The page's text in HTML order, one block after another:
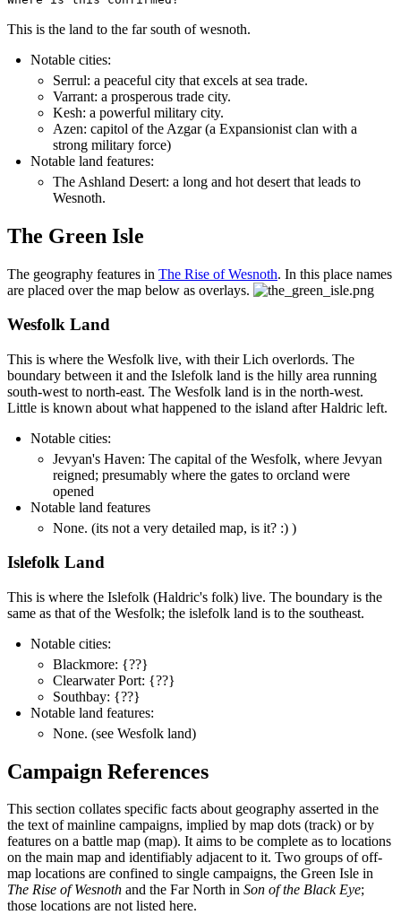
This is the land to the far south of wesnoth.
Notable cities:
Serrul: a peaceful city that excels at sea trade.
Varrant: a prosperous trade city.
Kesh: a powerful military city.
Azen: capitol of the Azgar (a Expansionist clan with a
strong military force)
Notable land features:
The Ashland Desert: a long and hot desert that leads to
Wesnoth.
The Green Isle
The geography features in The Rise of Wesnoth. In this place names
are placed over the map below as overlays.
Wesfolk Land
This is where the Wesfolk live, with their Lich overlords. The
boundary between it and the Islefolk land is the hilly area running
south-west to north-east. The Wesfolk land is in the north-west.
Little is known about what happened to the island after Haldric left.
Notable cities:
Jevyan's Haven: The capital of the Wesfolk, where Jevyan
reigned; presumably where the gates to orcland were
opened
Notable land features
None. (its not a very detailed map, is it? :) )
Islefolk Land
This is where the Islefolk (Haldric's folk) live. The boundary is the
same as that of the Wesfolk; the islefolk land is to the southeast.
Notable cities:
Blackmore: {??}
Clearwater Port: {??}
Southbay: {??}
Notable land features:
None. (see Wesfolk land)
Campaign References
This section collates specific facts about geography asserted in the
the text of mainline campaigns, implied by map dots (track) or by
features on a battle map (map). It aims to be complete as to locations
on the main map and identifiably adjacent to it. Two groups of off-
map locations are confined to single campaigns, the Green Isle in
The Rise of Wesnoth and the Far North in Son of the Black Eye;
those locations are not listed here.